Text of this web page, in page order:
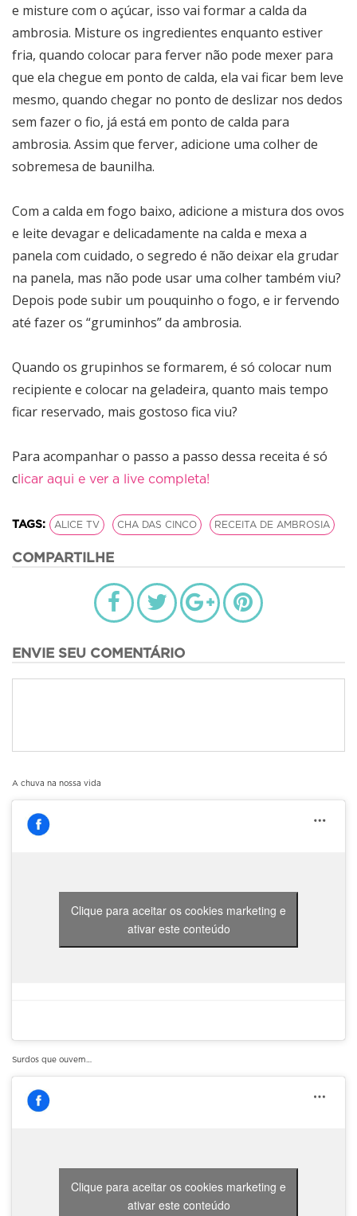
e misture com o açúcar, isso vai formar a calda da
ambrosia. Misture os ingredientes enquanto estiver
fria, quando colocar para ferver não pode mexer para
que ela chegue em ponto de calda, ela vai ficar bem leve
mesmo, quando chegar no ponto de deslizar nos dedos
sem fazer o fio, já está em ponto de calda para
ambrosia. Assim que ferver, adicione uma colher de
sobremesa de baunilha.
Com a calda em fogo baixo, adicione a mistura dos ovos
e leite devagar e delicadamente na calda e mexa a
panela com cuidado, o segredo é não deixar ela grudar
na panela, mas não pode usar uma colher também viu?
Depois pode subir um pouquinho o fogo, e ir fervendo
até fazer os “gruminhos” da ambrosia.
Quando os grupinhos se formarem, é só colocar num
recipiente e colocar na geladeira, quanto mais tempo
ficar reservado, mais gostoso fica viu?
Para acompanhar o passo a passo dessa receita é só
c licar aqui e ver a live completa!
TAGS: ALICE TV CHA DAS CINCO RECEITA DE AMBROSIA
COMPARTILHE
ENVIE SEU COMENTÁRIO
A chuva na nossa vida
Clique para aceitar os cookies marketing e
ativar este conteúdo
Surdos que ouvem…
Clique para aceitar os cookies marketing e
ativar este conteúdo